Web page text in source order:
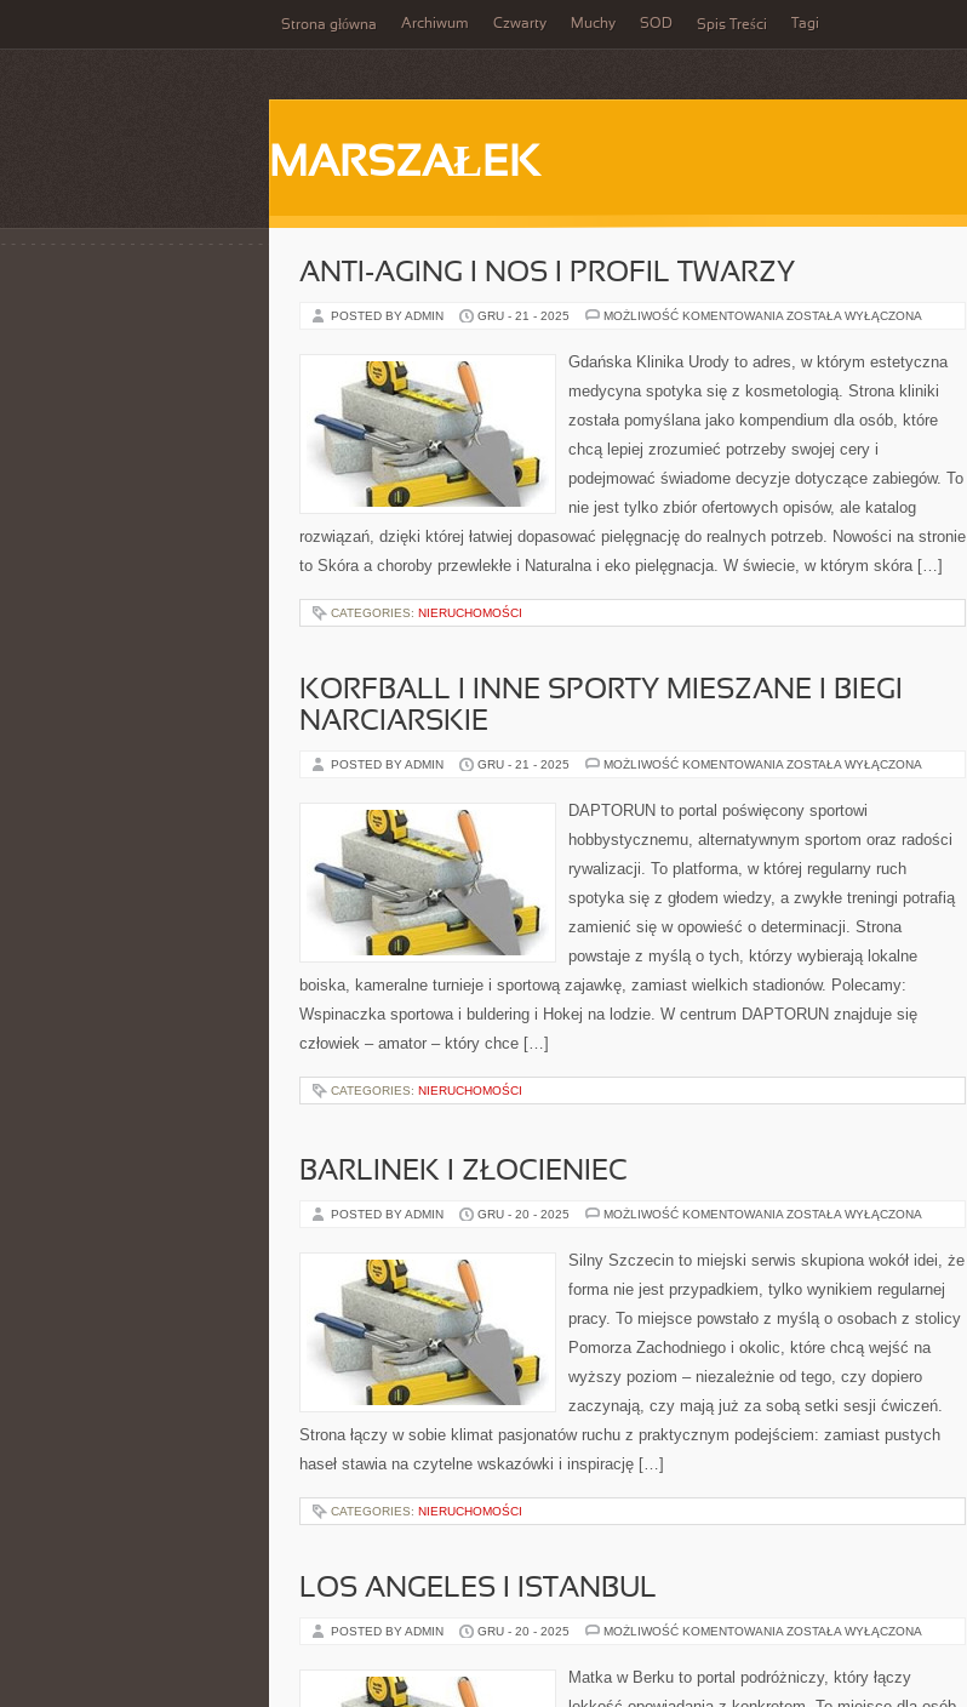
Strona główna Archiwum Czwarty Muchy SOD Spis Treści Tagi
MARSZAŁEK
ANTI-AGING I NOS I PROFIL TWARZY
POSTED BY ADMIN GRU - 21 - 2025 MOŻLIWOŚĆ KOMENTOWANIA ANTI-
I
TWARZY
ZOSTAŁA WYŁĄCZONA
Gdańska Klinika Urody to adres, w którym estetyczna
medycyna spotyka się z kosmetologią. Strona kliniki
została pomyślana jako kompendium dla osób, które
chcą lepiej zrozumieć potrzeby swojej cery i
podejmować świadome decyzje dotyczące zabiegów. To
nie jest tylko zbiór ofertowych opisów, ale katalog
rozwiązań, dzięki której łatwiej dopasować pielęgnację do realnych potrzeb. Nowości na stronie
to Skóra a choroby przewlekłe i Naturalna i eko pielęgnacja. W świecie, w którym skóra […]
CATEGORIES: NIERUCHOMOŚCI
KORFBALL I INNE SPORTY MIESZANE I BIEGI
NARCIARSKIE
POSTED BY ADMIN GRU - 21 - 2025 MOŻLIWOŚĆ KOMENTOWANIA KORFBALL
MIESZANE
BIEGI
ZOSTAŁA WYŁĄCZONA
DAPTORUN to portal poświęcony sportowi
hobbystycznemu, alternatywnym sportom oraz radości
rywalizacji. To platforma, w której regularny ruch
spotyka się z głodem wiedzy, a zwykłe treningi potrafią
zamienić się w opowieść o determinacji. Strona
powstaje z myślą o tych, którzy wybierają lokalne
boiska, kameralne turnieje i sportową zajawkę, zamiast wielkich stadionów. Polecamy:
Wspinaczka sportowa i buldering i Hokej na lodzie. W centrum DAPTORUN znajduje się
człowiek – amator – który chce […]
CATEGORIES: NIERUCHOMOŚCI
BARLINEK I ZŁOCIENIEC
POSTED BY ADMIN GRU - 20 - 2025 MOŻLIWOŚĆ KOMENTOWANIA BARLINEK
ZOSTAŁA WYŁĄCZONA
Silny Szczecin to miejski serwis skupiona wokół idei, że
forma nie jest przypadkiem, tylko wynikiem regularnej
pracy. To miejsce powstało z myślą o osobach z stolicy
Pomorza Zachodniego i okolic, które chcą wejść na
wyższy poziom – niezależnie od tego, czy dopiero
zaczynają, czy mają już za sobą setki sesji ćwiczeń.
Strona łączy w sobie klimat pasjonatów ruchu z praktycznym podejściem: zamiast pustych
haseł stawia na czytelne wskazówki i inspirację […]
CATEGORIES: NIERUCHOMOŚCI
LOS ANGELES I ISTANBUL
POSTED BY ADMIN GRU - 20 - 2025 MOŻLIWOŚĆ KOMENTOWANIA LOS
ISTANBUL
ZOSTAŁA WYŁĄCZONA
Matka w Berku to portal podróżniczy, który łączy